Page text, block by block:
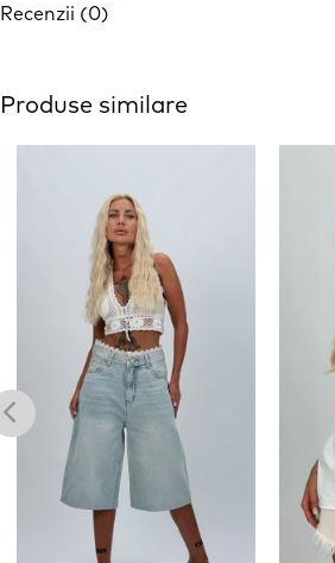
Recenzii (0)
Produse similare